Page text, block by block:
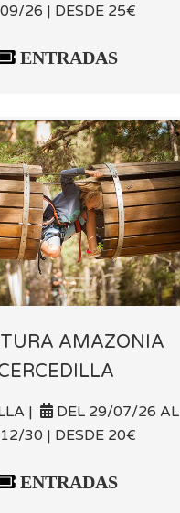
26 | DESDE 25€
ENTRADAS
AMAZONIA
|
DEL 29/07/26 AL
30 | DESDE 20€
ENTRADAS